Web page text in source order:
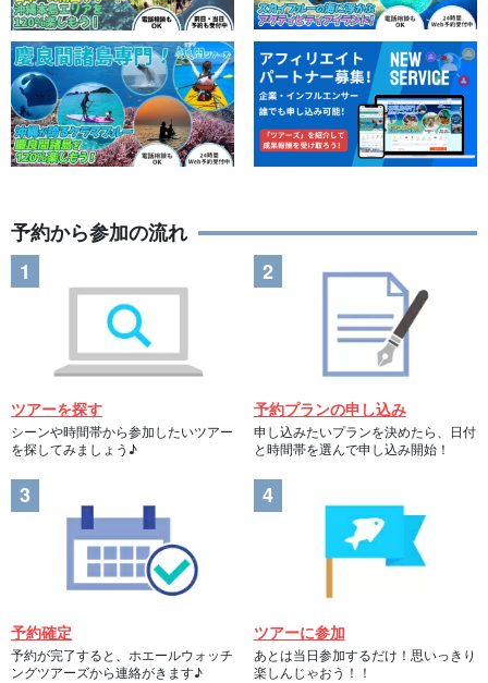
予約から参加の流れ
ツアーを探す
シーンや時間帯から参加したいツアー
を探してみましょう♪
予約プランの申し込み
申し込みたいプランを決めたら、日付
と時間帯を選んで申し込み開始！
予約確定
予約が完了すると、ホエールウォッチ
ングツアーズから連絡がきます♪
ツアーに参加
あとは当日参加するだけ！思いっきり
楽しんじゃおう！！